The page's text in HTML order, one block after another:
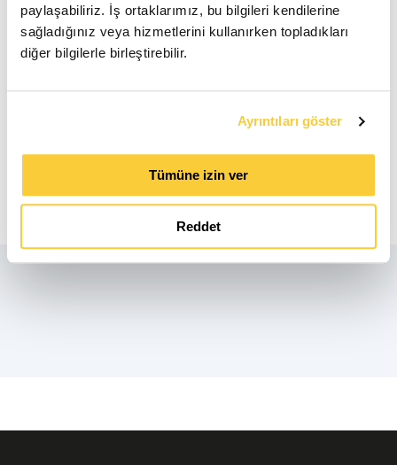
paylaşabiliriz. İş ortaklarımız, bu bilgileri kendilerine
sağladığınız veya hizmetlerini kullanırken topladıkları
diğer bilgilerle birleştirebilir.
Ayrıntıları göster
Tümüne izin ver
Reddet
Çap 200.0 mm
Ürün Bilgi Formu
pdf